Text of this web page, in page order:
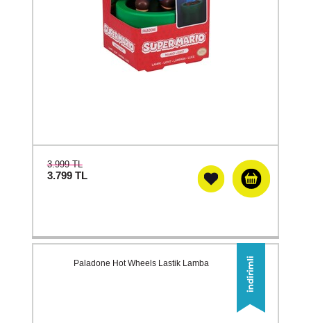
3.999 TL
3.799 TL
Paladone Hot Wheels Lastik Lamba